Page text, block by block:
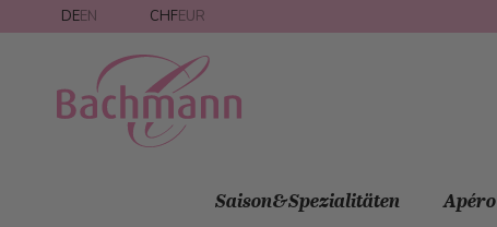
Direkt zum Inhalt
DEEN CHFEUR
Saison&Spezialitäten Apéro